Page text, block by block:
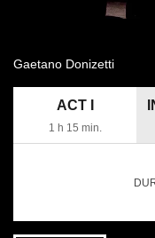
Gaetano Donizetti
ACT I
1 h 15 min.